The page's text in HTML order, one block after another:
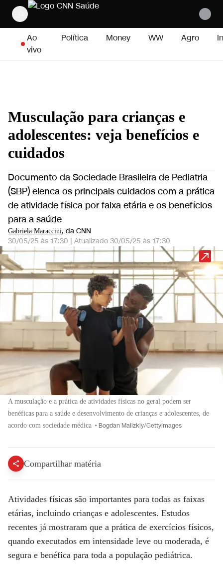
Pular para o conteúdo
Ao
vivo
Política Money WW Agro
Musculação para crianças e
adolescentes: veja benefícios e
cuidados
Documento da Sociedade Brasileira de Pediatria
(SBP) elenca os principais cuidados com a prática
de atividade física por faixa etária e os benefícios
para a saúde
Gabriela Maraccini, da CNN
30/05/25 às 17:30 | Atualizado 30/05/25 às 17:30
A musculação e a prática de atividades físicas no geral podem ser
benéficas para a saúde e desenvolvimento de crianças e adolescentes, de
acordo com sociedade médica • Bogdan Malizkiy/GettyImages
Compartilhar matéria
Atividades físicas são importantes para todas as faixas
etárias, incluindo crianças e adolescentes. Estudos
recentes já mostraram que a prática de exercícios físicos,
quando executados em intensidade leve ou moderada, é
segura e benéfica para toda a população pediátrica.